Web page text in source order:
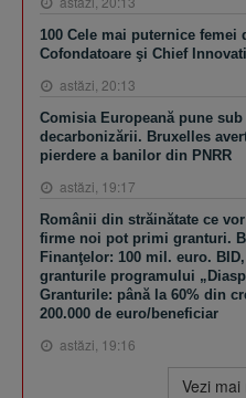
100 Cele mai puternice femei
Cofondatoare şi Chief
astăzi, 20:13
Comisia Europeană pune
decarbonizării. Bruxelles
pierdere a banilor din PNRR
astăzi, 19:17
Românii din străinătate ce
firme noi pot primi granturi.
Finanţelor: 100 mil. euro.
granturile programului
Granturile: până la 60% din
200.000 de euro/beneficiar
astăzi, 19:16
Vezi